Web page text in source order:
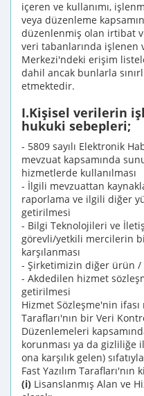
içeren ve kullanımı,
veya düzenleme
düzenlenmiş olan irtibat
veri tabanlarında işlenen
Merkezi'ndeki erişim
dahil ancak bunlarla
etmektedir.
I.Kişisel verilerin
hukuki sebepleri;
- 5809 sayılı Elektronik
mevzuat kapsamında
hizmetlerde kullanılması
- İlgili mevzuattan
raporlama ve ilgili diğer
getirilmesi
- Bilgi Teknolojileri ve
görevli/yetkili mercilerin
karşılanması
- Şirketimizin diğer ürün
- Akdedilen hizmet
getirilmesi
Hizmet Sözleşme'nin ifası
Tarafları'nın bir Veri
Düzenlemeleri
korunması ya da gizliliğe
ona karşılık gelen)
Fast Yazılım
(i) Lisanslanmış Alan ve